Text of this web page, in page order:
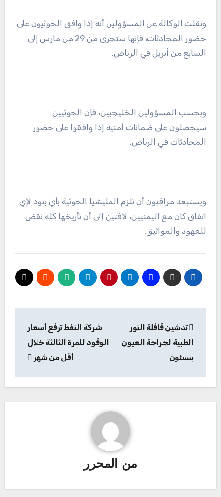
ونقلت الوكالة عن المسؤولين أنه إذا وافق الحوثيون على
حضور المحادثات، فإنها ستجرى من 29 من مارس إلى
السابع من أبريل في الرياض.
وبحسب المسؤولين الخليجيين، فإن الحوثيين
سيحصلون على ضمانات أمنية إذا وافقوا على حضور
المحادثات في الرياض.
ويستبعد مراقبون أن تلزم المليشيا الحوثية بأي بنود لإي
اتفاق كان مع اليمنيين، لافتين إلى أن تأريخها كله نقض
للعهود والمواثيق.
المقالات
تدشين قافلة النور
الطبية لجراحة العيون
بسيئون
شركة النفط ترفع أسعار
الوقود للمرة الثالثة خلال
أقل من شهر
من المحرر